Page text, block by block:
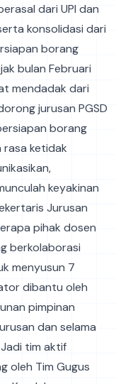
dari UPI dan
konsolidasi dari
borang
bulan Februari
mendadak dari
jurusan PGSD
borang
rasa ketidak
keyakinan
Jurusan
pihak dosen
berkolaborasi
menyusun 7
dibantu oleh
pimpinan
dan selama
tim aktif
oleh Tim Gugus